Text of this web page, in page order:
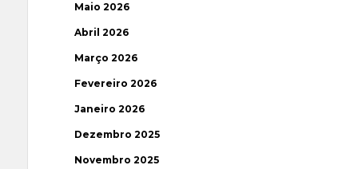
Maio 2026
Abril 2026
Março 2026
Fevereiro 2026
Janeiro 2026
Dezembro 2025
Novembro 2025